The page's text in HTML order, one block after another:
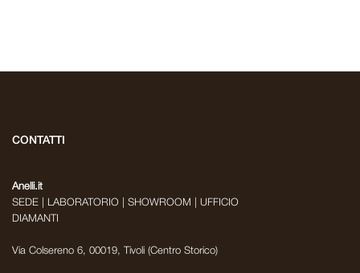
CONTATTI
Anelli.it
SEDE | LABORATORIO | SHOWROOM | UFFICIO
DIAMANTI
Via Colsereno 6, 00019, Tivoli (Centro Storico)